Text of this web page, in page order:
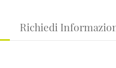
Richiedi